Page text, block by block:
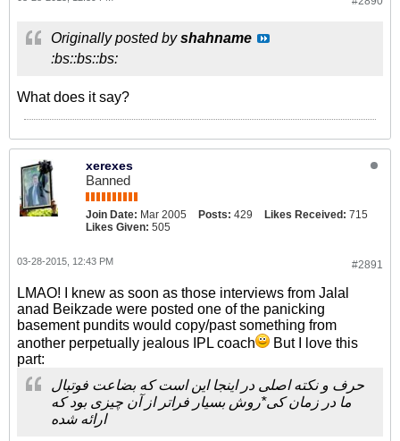
Originally posted byshahname
:bs::bs::bs:
What does it say?
xerexes
Banned
Join Date: Mar 2005 Posts: 429 Likes Received: 715
Likes Given: 505
#2891
03-28-2015, 12:43 PM
LMAO! I knew as soon as those interviews from Jalal
anad Beikzade were posted one of the panicking
basement pundits would copy/past something from
another perpetually jealous IPL coach
But I love this
part:
حرف و نکته اصلی در اینجا این است که بضاعت فوتبال
ما در زمان کی*روش بسیار فراتر از آن چیزی بود که
ارائه شده